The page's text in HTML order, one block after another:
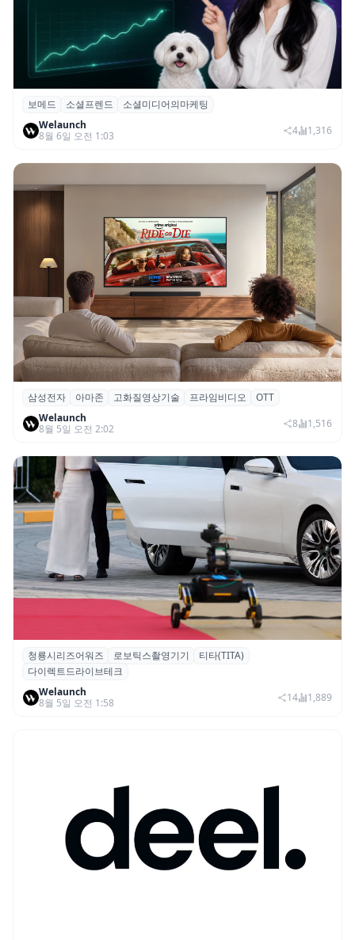
보메드 ‘소셜프렌드’, 유튜브·인스타 등 6개
SNS 마케팅 통합 지원
보메드 소셜프렌드
소셜미디어의마케팅
Welaunch
8월 6일 오전 1:03
4 1,316
삼성전자·아마존, 프라임 비디오에 ‘HDR10+
어드밴스드’ 적용
삼성전자 아마존 고화질영상기술 프라임비디오
OTT
Welaunch
8월 5일 오전 2:02
8 1,516
청룡시리즈어워즈 레드카펫에 등장한 바퀴
형 이족 보행 로봇 ‘티타(TITA)’
청룡시리즈어워즈 로보틱스촬영기기
티타(TITA)
다이렉트드라이브테크
Welaunch
8월 5일 오전 1:58
14 1,889